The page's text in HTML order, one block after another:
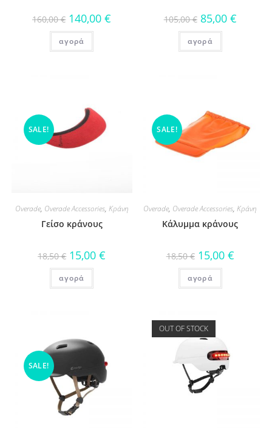
160,00€ 140,00€
αγορά
105,00€ 85,00 €
αγορά
SALE!
Overade, Overade Accessories, Κράνη
Γείσο κράνους
18,50€ 15,00€
αγορά
SALE!
Overade, Overade Accessories,Κράνη
Κάλυμμα κράνους
18,50€ 15,00 €
αγορά
SALE!
OUT OF STOCK